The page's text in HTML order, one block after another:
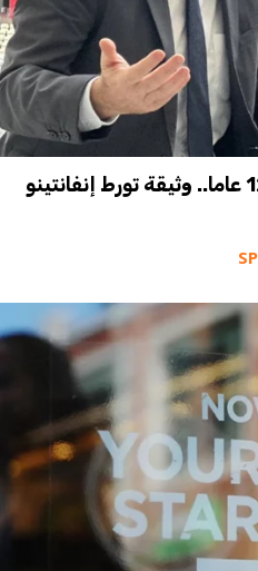
السهم الذهبي وصفقة الـ12 عاما.. وثيقة تورط إنفانتينو